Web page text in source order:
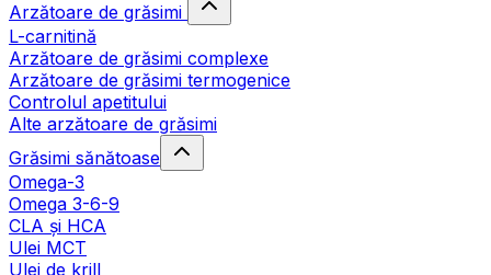
Arzătoare de grăsimi
L-carnitină
Arzătoare de grăsimi complexe
Arzătoare de grăsimi termogenice
Controlul apetitului
Alte arzătoare de grăsimi
Grăsimi sănătoase
Omega-3
Omega 3-6-9
CLA şi HCA
Ulei MCT
Ulei de krill